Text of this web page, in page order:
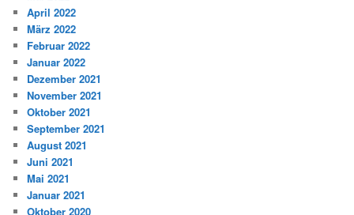
April 2022
März 2022
Februar 2022
Januar 2022
Dezember 2021
November 2021
Oktober 2021
September 2021
August 2021
Juni 2021
Mai 2021
Januar 2021
Oktober 2020